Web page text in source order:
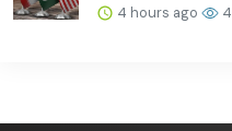
4 hours ago 4